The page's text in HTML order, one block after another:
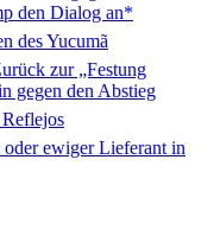
den Dialog an*
des Yucumã
zur „Festung
gegen den Abstieg
ewiger Lieferant in